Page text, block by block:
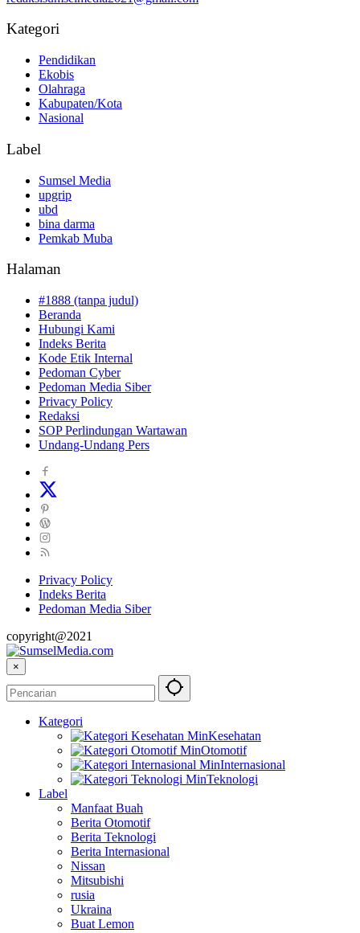
Kategori
Pendidikan
Ekobis
Olahraga
Kabupaten/Kota
Nasional
Label
Sumsel Media
upgrip
ubd
bina darma
Pemkab Muba
Halaman
#1888 (tanpa judul)
Beranda
Hubungi Kami
Indeks Berita
Kode Etik Internal
Pedoman Cyber
Pedoman Media Siber
Privacy Policy
Redaksi
SOP Perlindungan Wartawan
Undang-Undang Pers
Privacy Policy
Indeks Berita
Pedoman Media Siber
copyright@2021
×
Kategori
Kesehatan
Otomotif
Internasional
Teknologi
Label
Manfaat Buah
Berita Otomotif
Berita Teknologi
Berita Internasional
Nissan
Mitsubishi
rusia
Ukraina
Buat Lemon